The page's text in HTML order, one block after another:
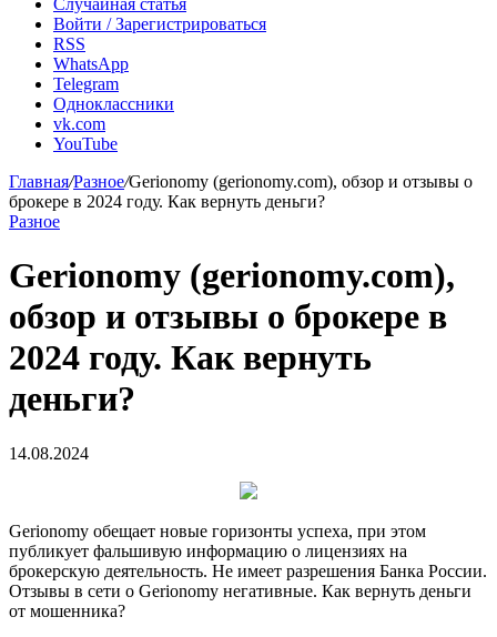
Случайная статья
Войти / Зарегистрироваться
RSS
WhatsApp
Telegram
Одноклассники
vk.com
YouTube
Главная/Разное/Gerionomy (gerionomy.com), обзор и отзывы о
брокере в 2024 году. Как вернуть деньги?
Разное
Gerionomy (gerionomy.com),
обзор и отзывы о брокере в
2024 году. Как вернуть
деньги?
14.08.2024
Gerionomy обещает новые горизонты успеха, при этом
публикует фальшивую информацию о лицензиях на
брокерскую деятельность. Не имеет разрешения Банка России.
Отзывы в сети о Gerionomy негативные. Как вернуть деньги
от мошенника?